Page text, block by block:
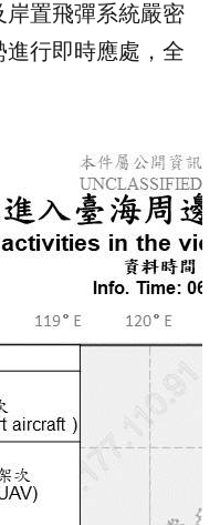
置飛彈系統嚴密
進行即時應處，全